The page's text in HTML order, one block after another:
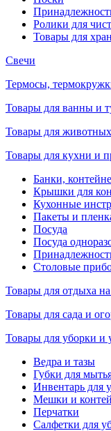
Ролики для
Товары для
Свечи
Термосы,
Товары для ванны и
Товары для животных
Товары для кухни и
Банки,
Крышки для
Кухонные
Пакеты и
Посуда
Посуда
Столовые
Товары для отдыха
Товары для сада и
Товары для уборки и
Ведра и тазы
Губки для
Инвентарь для
Мешки и
Перчатки
Салфетки для